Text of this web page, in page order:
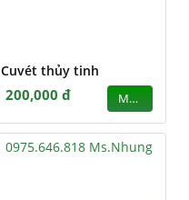
Cuvét thủy tinh
200,000 đ MUA
0975.646.818 Ms.Nhung